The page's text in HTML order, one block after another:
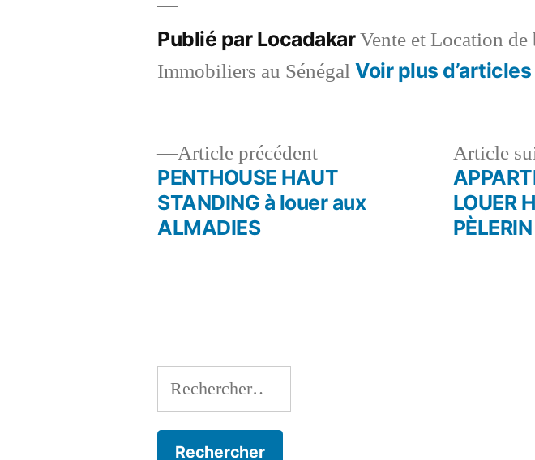
Publié par LocadakarVente et Location de
Immobiliers au SénégalVoir plus d’articles
Navigation
Article précédentArticle
précédent :
PENTHOUSE HAUT
STANDING à louer aux
ALMADIES
Article
LOUER
PÈLERIN
Rechercher :